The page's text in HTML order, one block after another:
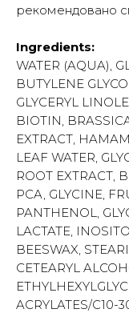
рекомендовано
Ingredients:
WATER (AQUA),
BUTYLENE
GLYCERYL
BIOTIN,
EXTRACT,
LEAF WATER,
ROOT EXTRACT,
PCA, GLYCINE,
PANTHENOL,
LACTATE,
BEESWAX,
CETEARYL
ACRYLATES/C10-